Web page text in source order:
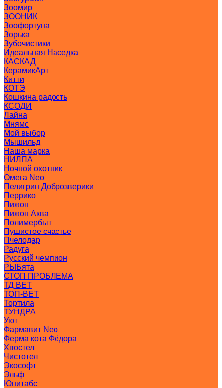
Зоомир
ЗООНИК
Зоофортуна
Зорька
Зубочистики
Идеальная Наседка
КАСКАД
КерамикАрт
Китти
КОТЭ
Кошкина радость
КСОДИ
Лайна
Мнямс
Мой выбор
Мышильд
Наша марка
НИЛПА
Ночной охотник
Омега Neo
Пелигрин Доброзверики
Перрико
Пижон
Пижон Аква
Полимербыт
Пушистое счастье
Пчелодар
Радуга
Русский чемпион
РЫБята
СТОП ПРОБЛЕМА
ТД ВЕТ
ТОП-ВЕТ
Тортила
ТУНДРА
Уют
Фармавит Neo
Ферма кота Фёдора
Хвостел
Чистотел
Экософт
Эльф
Юнитабс